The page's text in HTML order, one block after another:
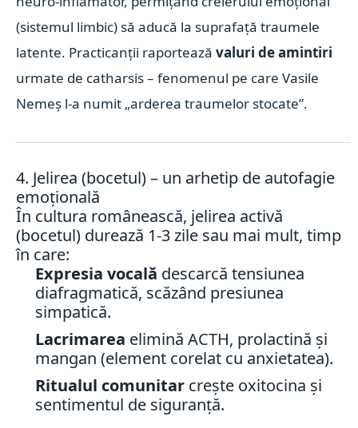
(sistemul limbic) să aducă la suprafață traumele
latente. Practicanții raporteazăvaluri de amintiri
urmate de catharsis – fenomenul pe care Vasile
Nemeș l-a numit „arderea traumelor stocate”.
4. Jelirea (bocetul) – un arhetip de autofagie
emoțională
În cultura românească, jelirea activă
(bocetul) durează 1-3 zile sau mai mult, timp
în care:
Expresia vocală descarcă tensiunea
diafragmatică, scăzând presiunea
simpatică.
Lacrimarea elimină ACTH, prolactină și
mangan (element corelat cu anxietatea).
Ritualul comunitar crește oxitocina și
sentimentul de siguranță.